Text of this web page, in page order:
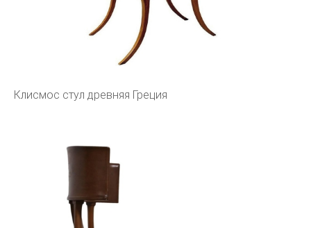
Клисмос стул древняя Греция